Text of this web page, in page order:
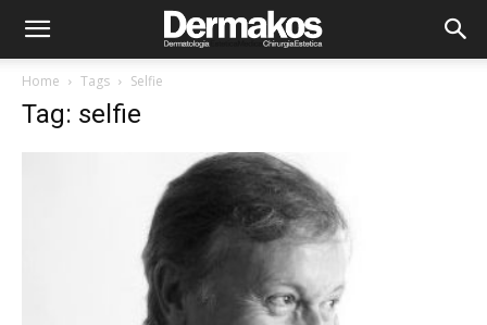
Home Tags Selfie
Tag: selfie